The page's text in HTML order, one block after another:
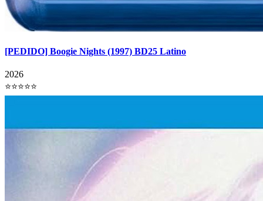
[PEDIDO] Boogie Nights (1997) BD25 Latino
2026
⭐⭐⭐⭐⭐